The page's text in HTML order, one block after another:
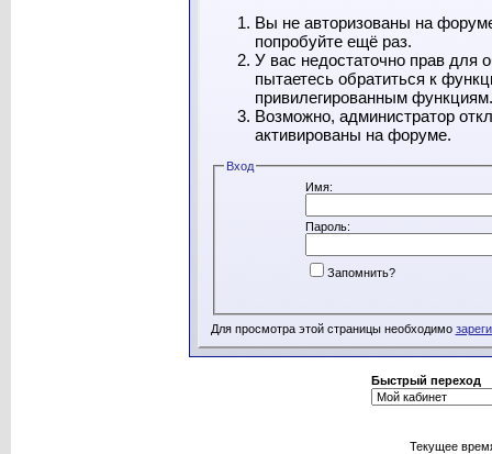
Вы не авторизованы на
попробуйте ещё раз.
У вас недостаточно прав для
пытаетесь обратиться к
привилегированным функциям.
Возможно, администратор
активированы на форуме.
Вход
Имя:
Пароль:
Запомнить?
Для просмотра этой страницы необходимо
Быстрый переход
Текущее